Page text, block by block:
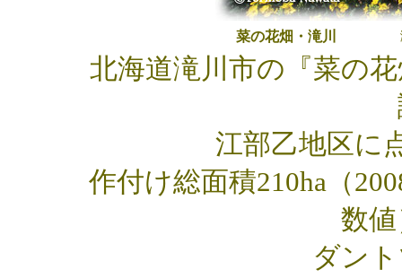
菜の花畑・滝川
北海道滝川市の『菜の
江部乙地区に
作付け総面積210ha（
数
ダン